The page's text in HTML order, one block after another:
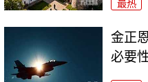
最热
金正
必要